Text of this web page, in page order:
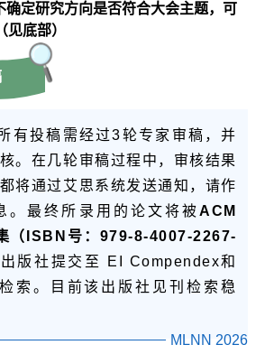
定研究方向是否符合大会主题，可
底部）
有投稿需经过3轮专家审稿，并
。在几轮审稿过程中，审核结果
将通过艾思系统发送通知，请作
。最终所录用的论文将被ACM
（ISBN号：979-8-4007-2267-
版社提交至 EI Compendex和
索。目前该出版社见刊检索稳
MLNN 2026